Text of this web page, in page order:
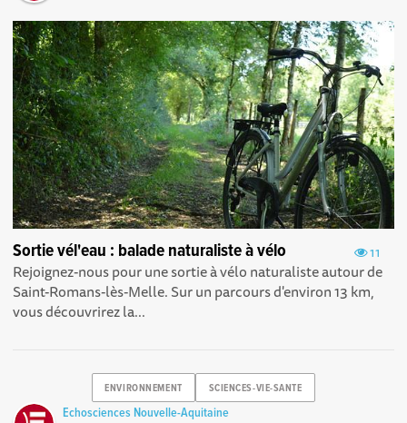
11
Sortie vél'eau : balade naturaliste à vélo
Rejoignez-nous pour une sortie à vélo naturaliste autour de
Saint-Romans-lès-Melle. Sur un parcours d'environ 13 km,
vous découvrirez la...
ENVIRONNEMENT SCIENCES-VIE-SANTE
Echosciences Nouvelle-Aquitaine